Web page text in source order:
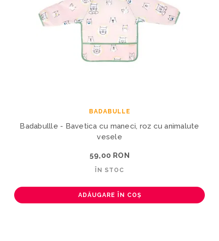
BADABULLE
Badabullle - Bavetica cu maneci, roz cu animalute
vesele
59,00 RON
ÎN STOC
ADĂUGARE ÎN COȘ